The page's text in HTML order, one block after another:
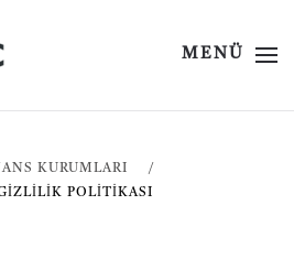
MENÜ
KURUMLARI
POLITIKASI